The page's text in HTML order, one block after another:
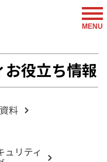
MENU
お役立ち情報